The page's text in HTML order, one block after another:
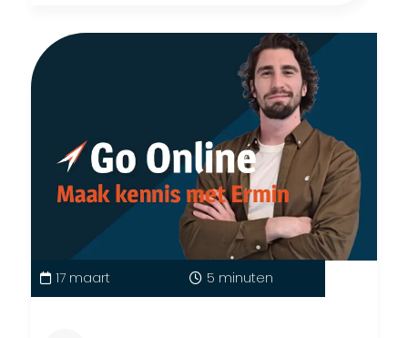
17 maart 5 minuten